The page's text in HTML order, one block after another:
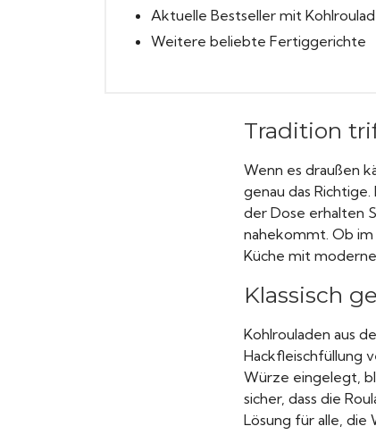
Aktuelle Bestseller mit
Weitere beliebte Fertiggerichte
Tradition
Wenn es draußen
genau das
der Dose erhalten
nahekommt. Ob
Küche mit
Klassisch
Kohlrouladen aus
Hackfleischfüllung
Würze eingelegt,
sicher, dass die
Lösung für alle, die